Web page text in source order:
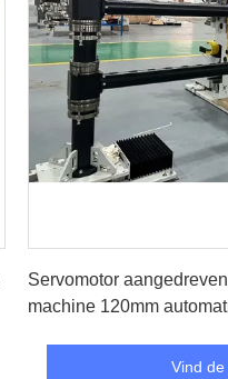
Servomotor
machine 120mm
Vind